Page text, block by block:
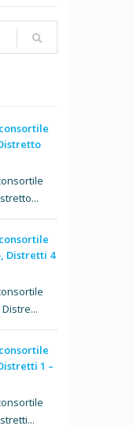
Distretti 4
1 –